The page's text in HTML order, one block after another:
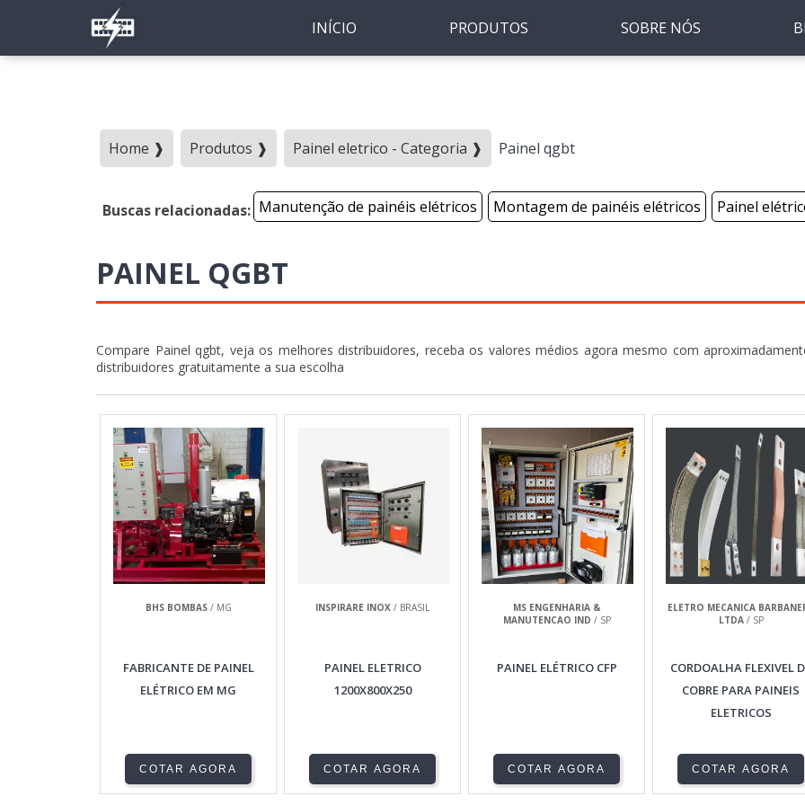
INÍCIO PRODUTOS SOBRE NÓS
Home ❱ Produtos ❱ Painel eletrico - Categoria ❱ Painel qgbt
Buscas relacionadas: Manutenção de painéis elétricos Montagem de painéis elétricos Painel
PAINEL QGBT
Compare Painel qgbt, veja os melhores distribuidores, receba os valores médios agora mesmo com
distribuidores gratuitamente a sua escolha
BHS BOMBAS/ MG
FABRICANTE DE PAINEL
ELÉTRICO EM MG
COTAR AGORA
INSPIRARE INOX / BRASIL
PAINEL ELETRICO
1200X800X250
COTAR AGORA
MS ENGENHARIA &
MANUTENCAO IND / SP
PAINEL ELÉTRICO CFP
COTAR AGORA
ELETRO MECANICA
LTDA/ SP
CORDOALHA FLEXIVEL
COBRE PARA PAINEIS
ELETRICOS
COTAR AGORA